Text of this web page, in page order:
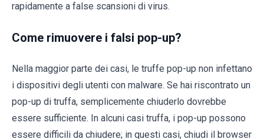
rapidamente a false scansioni di virus.
Come rimuovere i falsi pop-up?
Nella maggior parte dei casi, le truffe pop-up non infettano
i dispositivi degli utenti con malware. Se hai riscontrato un
pop-up di truffa, semplicemente chiuderlo dovrebbe
essere sufficiente. In alcuni casi truffa, i pop-up possono
essere difficili da chiudere; in questi casi, chiudi il browser